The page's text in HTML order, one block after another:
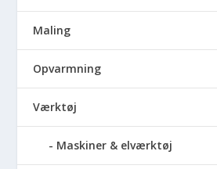
Maling
Opvarmning
Værktøj
Maskiner & elværktøj